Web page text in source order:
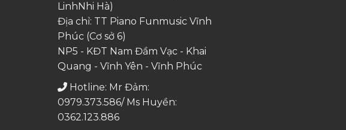
LinhNhi Hà)
Địa chỉ: TT Piano Funmusic Vĩnh
Phúc (Cơ sở 6)
NP5 - KĐT Nam Đầm Vạc - Khai
Quang - Vĩnh Yên - Vĩnh Phúc
Hotline: Mr Đảm:
0979.373.586/ Ms Huyền:
0362.123.886